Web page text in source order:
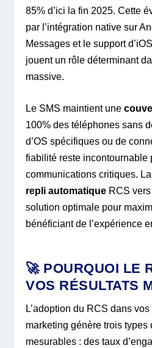
85% d’ici la fin 2025. Cette
par l’intégration native sur
Messages et le support
jouent un rôle déterminant
massive.
Le SMS maintient une
100% des téléphones sans
d’OS spécifiques ou de
fiabilité reste incontournable
communications critiques.
repli automatique RCS
solution optimale pour
bénéficiant de l’expérience
🚀 POURQUOI LE
VOS RÉSULTATS
L’adoption du RCS dans
marketing génère trois types
mesurables : des taux